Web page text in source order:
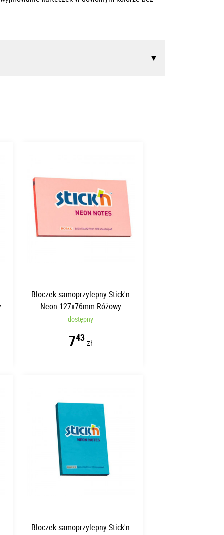
Bloczek samoprzylepny Stick'n
Neon 127x76mm Różowy
dostępny
743zł
Bloczek samoprzylepny Stick'n